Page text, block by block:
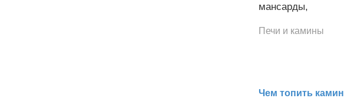
мансарды,
Печи и камины
Чем топить камин